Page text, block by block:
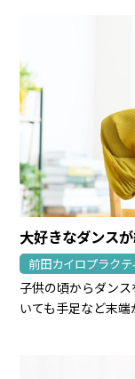
大好きなダンス
前田カイロプラク
子供の頃からダン
いても手足など末端